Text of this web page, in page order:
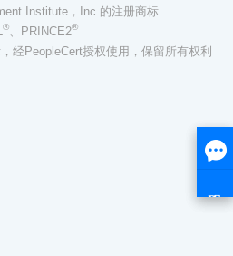
Institute，Inc.的注册商标
®、PRINCE2®
经PeopleCert授权使用，保留所有权利